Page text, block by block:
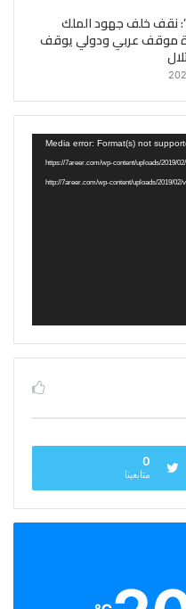
نقف خلف جهود الملك
موقف عربي ودولي يوقف
Media error: Format(s) not
0
متابعينا